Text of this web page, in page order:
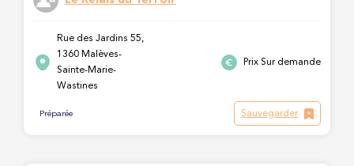
Rue des Jardins 55,
1360 Malèves-
Sainte-Marie-
Wastines
Prix Sur demande
Préparée Sauvegarder